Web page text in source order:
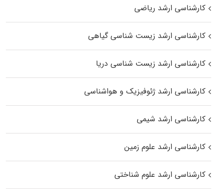
کارشناسی ارشد ریاضی
کارشناسی ارشد زیست‌ شناسی گیاهی
کارشناسی ارشد زیست‌ شناسی دریا
کارشناسی ارشد ژئوفیزیک و هواشناسی
کارشناسی ارشد شیمی
کارشناسی ارشد علوم زمین
کارشناسی ارشد علوم شناختی